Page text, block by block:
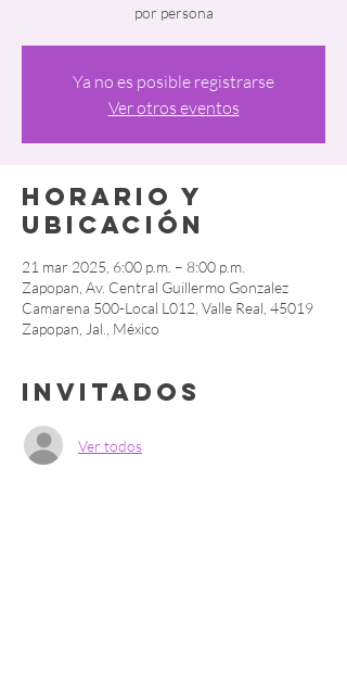
por persona
Ya no es posible registrarse
Ver otros eventos
Horario y
ubicación
21 mar 2025, 6:00 p.m. – 8:00 p.m.
Zapopan, Av. Central Guillermo Gonzalez
Camarena 500-Local L012, Valle Real, 45019
Zapopan, Jal., México
Invitados
Ver todos